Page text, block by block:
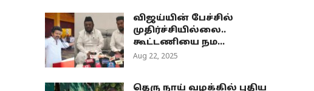
விஜய்யின் பேச்சில்
முதிர்ச்சியில்லை..
கூட்டணியை நம...
Aug 22, 2025
தெரு நாய் வழக்கில் புதிய